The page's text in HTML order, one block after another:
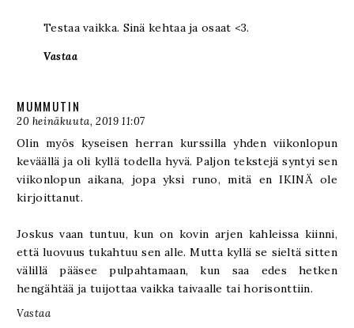
Testaa vaikka. Sinä kehtaa ja osaat <3.
Vastaa
MUMMUTIN
20 heinäkuuta, 2019 11:07
Olin myös kyseisen herran kurssilla yhden viikonlopun
keväällä ja oli kyllä todella hyvä. Paljon tekstejä syntyi sen
viikonlopun aikana, jopa yksi runo, mitä en IKINÄ ole
kirjoittanut.
Joskus vaan tuntuu, kun on kovin arjen kahleissa kiinni,
että luovuus tukahtuu sen alle. Mutta kyllä se sieltä sitten
välillä pääsee pulpahtamaan, kun saa edes hetken
hengähtää ja tuijottaa vaikka taivaalle tai horisonttiin.
Vastaa